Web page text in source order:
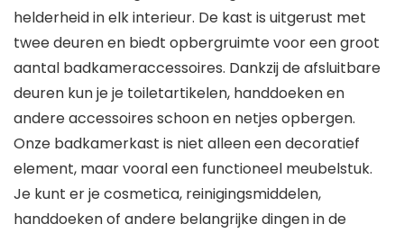
helderheid in elk interieur. De kast is uitgerust met
twee deuren en biedt opbergruimte voor een groot
aantal badkameraccessoires. Dankzij de afsluitbare
deuren kun je je toiletartikelen, handdoeken en
andere accessoires schoon en netjes opbergen.
Onze badkamerkast is niet alleen een decoratief
element, maar vooral een functioneel meubelstuk.
Je kunt er je cosmetica, reinigingsmiddelen,
handdoeken of andere belangrijke dingen in de